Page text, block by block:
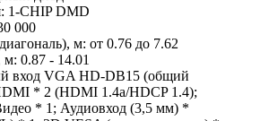
1-CHIP DMD
000
м: от 0.76 до 7.62
м: 0.87 - 14.01
вход VGA HD-DB15 (общий
* 2 (HDMI 1.4a/HDCP 1.4);
* 1; Аудиовход (3,5 мм) *